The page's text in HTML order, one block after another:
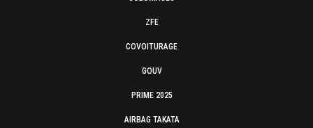
ZFE
COVOITURAGE
GOUV
PRIME 2025
AIRBAG TAKATA